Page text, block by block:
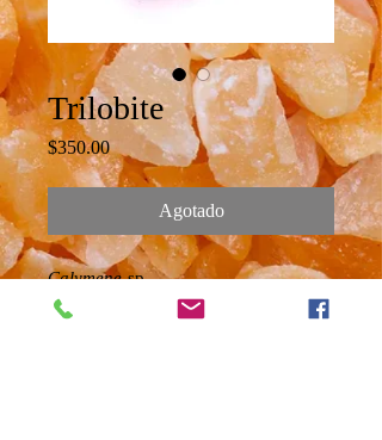
Trilobite
$350.00Precio
Agotado
Calymenesp.
Marruecos